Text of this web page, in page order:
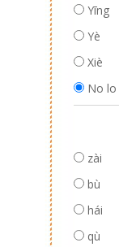
Yīng
Yè
Xiè
No lo
zài
bù
hái
qù